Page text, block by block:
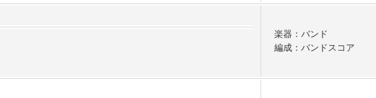
楽器：バンド
編成：バンドスコア